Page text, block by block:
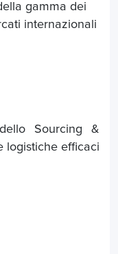
gamma dei
internazionali
Sourcing &
logistiche efficaci